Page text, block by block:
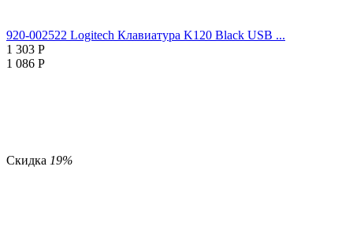
920-002522 Logitech Клавиатура K120 Black USB ...
1 303 Р
1 086 Р
Скидка 19%